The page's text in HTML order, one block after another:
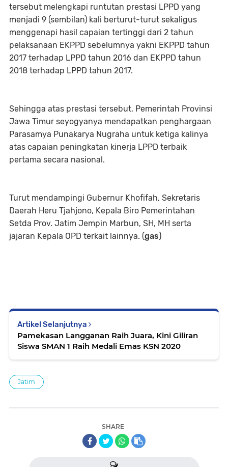
tersebut melengkapi runtutan prestasi LPPD yang
menjadi 9 (sembilan) kali berturut-turut sekaligus
menggenapi hasil capaian tertinggi dari 2 tahun
pelaksanaan EKPPD sebelumnya yakni EKPPD tahun
2017 terhadap LPPD tahun 2016 dan EKPPD tahun
2018 terhadap LPPD tahun 2017.
Sehingga atas prestasi tersebut, Pemerintah Provinsi
Jawa Timur seyogyanya mendapatkan penghargaan
Parasamya Punakarya Nugraha untuk ketiga kalinya
atas capaian peningkatan kinerja LPPD terbaik
pertama secara nasional.
Turut mendampingi Gubernur Khofifah, Sekretaris
Daerah Heru Tjahjono, Kepala Biro Pemerintahan
Setda Prov. Jatim Jempin Marbun, SH, MH serta
jajaran Kepala OPD terkait lainnya. (gas)
Artikel Selanjutnya
Pamekasan Langganan Raih Juara, Kini Giliran
Siswa SMAN 1 Raih Medali Emas KSN 2020
Jatim
SHARE